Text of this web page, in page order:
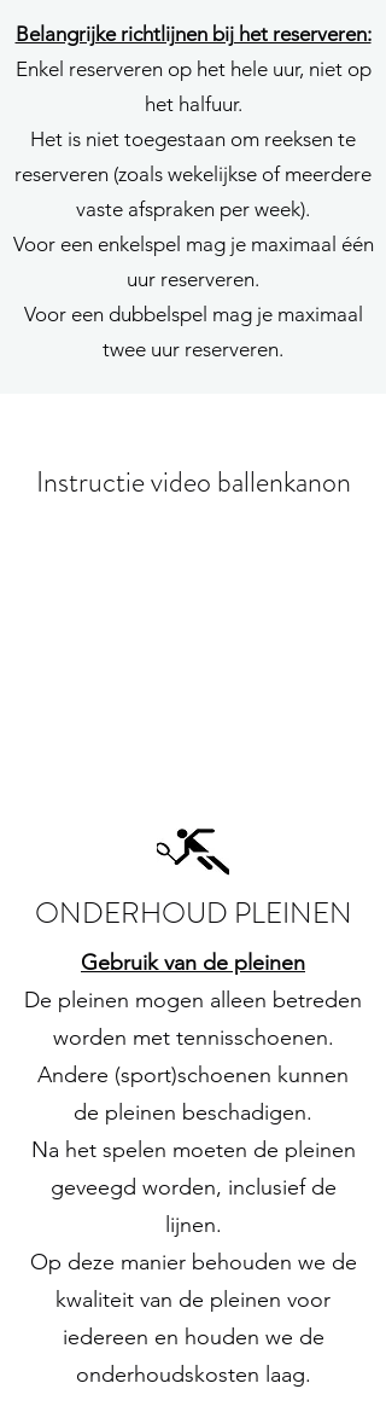
Belangrijke richtlijnen bij het reserveren:
Enkel reserveren op het hele uur, niet op
het halfuur.
Het is niet toegestaan om reeksen te
reserveren (zoals wekelijkse of meerdere
vaste afspraken per week).
Voor een enkelspel mag je maximaal één
uur reserveren.
Voor een dubbelspel mag je maximaal
twee uur reserveren.
Instructie video ballenkanon
ONDERHOUD PLEINEN
Gebruik van de pleinen
De pleinen mogen alleen betreden
worden met tennisschoenen.
Andere (sport)schoenen kunnen
de pleinen beschadigen.
Na het spelen moeten de pleinen
geveegd worden, inclusief de
lijnen.
Op deze manier behouden we de
kwaliteit van de pleinen voor
iedereen en houden we de
onderhoudskosten laag.